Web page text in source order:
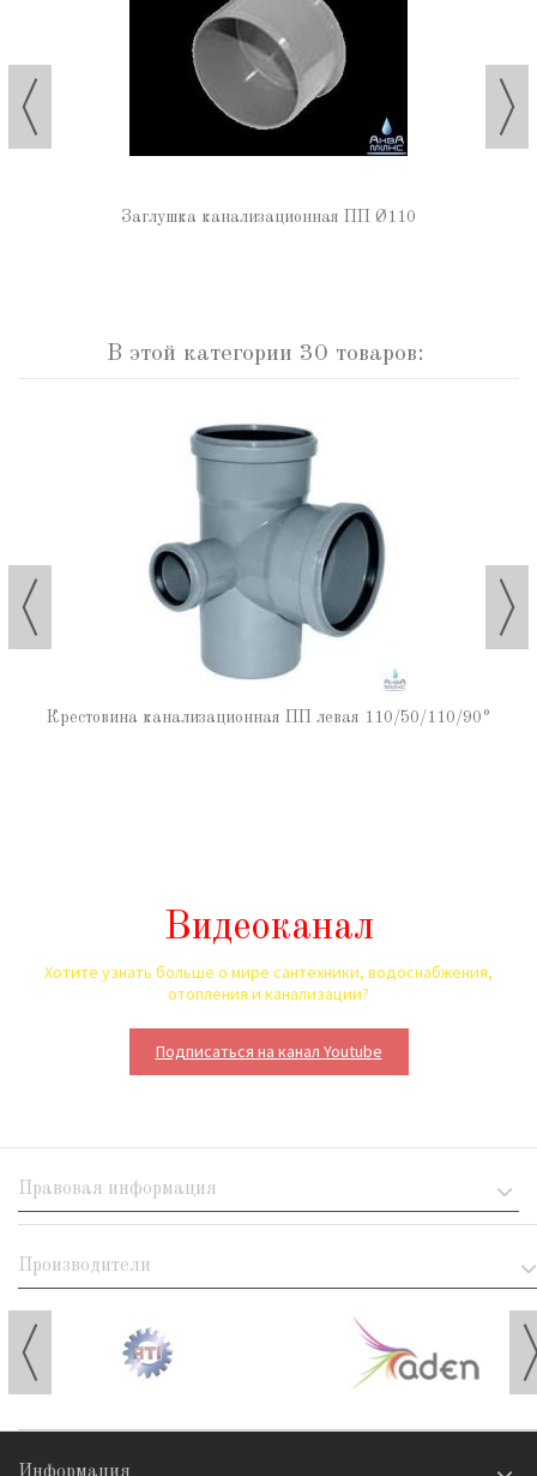
Заглушка канализационная ПП Ø110
В этой категории 30 товаров:
Крестовина канализационная ПП левая 110/50/110/90°
Видеоканал
Хотите узнать больше о мире сантехники, водоснабжения,
отопления и канализации?
Подписаться на канал Youtube
Правовая информация
Производители